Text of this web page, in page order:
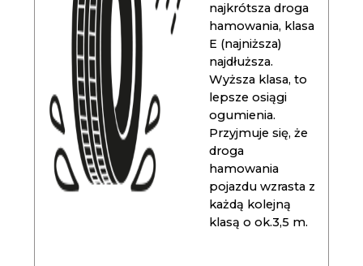
najkrótsza droga
hamowania, klasa
E (najniższa)
najdłuższa.
Wyższa klasa, to
lepsze osiągi
ogumienia.
Przyjmuje się, że
droga
hamowania
pojazdu wzrasta z
każdą kolejną
klasą o ok.3,5 m.